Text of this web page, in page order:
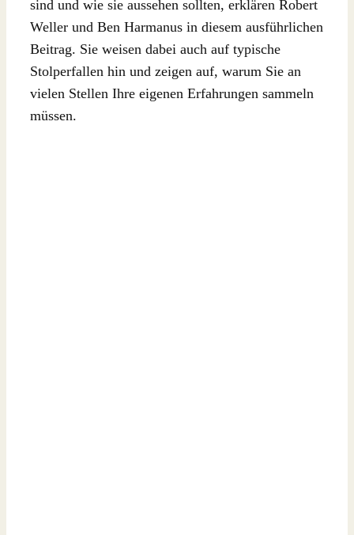
sind und wie sie aussehen sollten, erklären Robert
Weller und Ben Harmanus in diesem ausführlichen
Beitrag. Sie weisen dabei auch auf typische
Stolperfallen hin und zeigen auf, warum Sie an
vielen Stellen Ihre eigenen Erfahrungen sammeln
müssen.